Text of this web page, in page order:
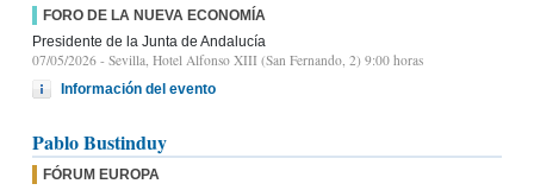
FORO DE LA NUEVA ECONOMÍA
Presidente de la Junta de Andalucía
07/05/2026 - Sevilla, Hotel Alfonso XIII (San Fernando, 2) 9:00 horas
Información del evento
Pablo Bustinduy
FÓRUM EUROPA